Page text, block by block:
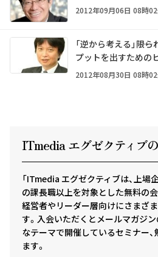
2012年09月06日 08時
「逆から考える」――限
プットを出すための
2012年08月30日 08時
ITmedia エグゼクティ ブ
「ITmedia エグゼクティブは、上場
の課長職以上を対象とした無料の
経営者やリーダー層向けにさまざ
す。入会いただくとメールマガジ
なテーマで開催しているセミナー
ます。